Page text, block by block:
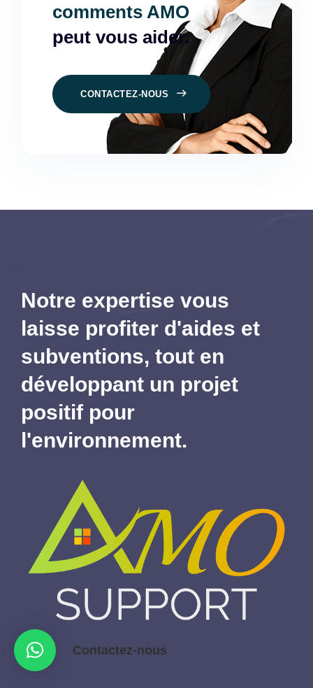
comments AMO
peut vous aider.
CONTACTEZ-NOUS
Notre expertise vous
laisse profiter d'aides et
subventions, tout en
développant un projet
positif pour
l'environnement.
Contactez-nous